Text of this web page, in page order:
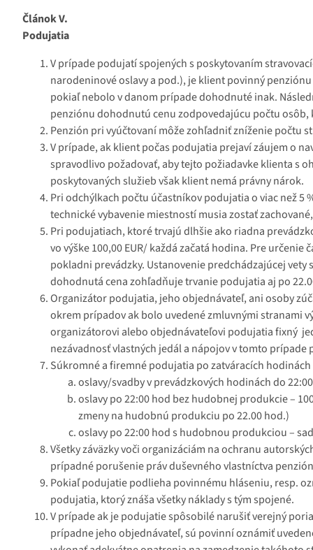
Článok V.
Podujatia
V prípade podujatí spojených s poskytovaním
narodeninové oslavy a pod.), je klient povinný
pokiaľ nebolo v danom prípade dohodnuté inak.
penziónu dohodnutú cenu zodpovedajúcu počtu
Penzión pri vyúčtovaní môže zohľadniť zníženie počtu
V prípade, ak klient počas podujatia prejaví záujem o
spravodlivo požadovať, aby tejto požiadavke klienta s
poskytovaných služieb však klient nemá právny nárok.
Pri odchýlkach počtu účastníkov podujatia o viac než
technické vybavenie miestností musia zostať
Pri podujatiach, ktoré trvajú dlhšie ako riadna
vo výške 100,00 EUR/ každá začatá hodina. Pre
pokladni prevádzky. Ustanovenie predchádzajúcej
dohodnutá cena zohľadňuje trvanie podujatia aj po
Organizátor podujatia, jeho objednávateľ, ani osoby
okrem prípadov ak bolo uvedené zmluvnými stranami
organizátorovi alebo objednávateľovi podujatia fixný
nezávadnosť vlastných jedál a nápojov v tomto prípade
Súkromné a firemné podujatia po zatváracích
oslavy/svadby v prevádzkových hodinách do
oslavy po 22:00 hod bez hudobnej produkcie –
zmeny na hudobnú produkciu po 22.00 hod.)
oslavy po 22:00 hod s hudobnou produkciou –
Všetky záväzky voči organizáciám na ochranu
prípadné porušenie práv duševného vlastníctva
Pokiaľ podujatie podlieha povinnému hláseniu, resp.
podujatia, ktorý znáša všetky náklady s tým spojené.
V prípade ak je podujatie spôsobilé narušiť verejný
prípadne jeho objednávateľ, sú povinní oznámiť